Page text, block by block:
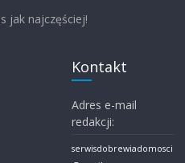
jak najczęściej!
Kontakt
Adres e-mail
redakcji:
serwisdobrewiadomosci